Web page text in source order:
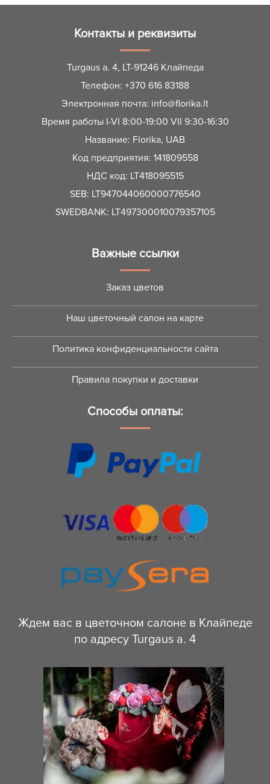
Контакты и реквизиты
Turgaus a. 4, LT-91246 Клайпеда
Телефон: +370 616 83188
Электронная почта: info@florika.lt
Время работы I-VI 8:00-19:00 VII 9:30-16:30
Название: Florika, UAB
Код предприятия: 141809558
НДС код: LT418095515
SEB: LT947044060000776540
SWEDBANK: LT497300010079357105
Важные ссылки
Заказ цветов
Наш цветочный салон на карте
Политика конфиденциальности сайта
Правила покупки и доставки
Способы оплаты:
Ждем вас в цветочном салоне в Клайпеде
по адресу Turgaus a. 4